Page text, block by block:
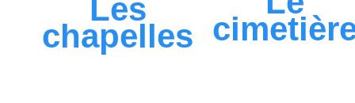
Les
chapelles